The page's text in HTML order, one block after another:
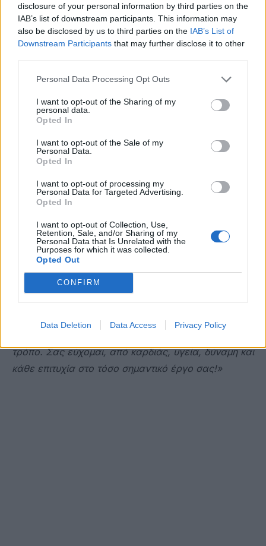
disclosure of your personal information by third parties on the
IAB’s list of downstream participants. This information may
also be disclosed by us to third parties on the IAB’s List of
Downstream Participants that may further disclose it to other
Personal Data Processing Opt Outs
I want to opt-out of the Sharing of my
personal data.
Opted In
I want to opt-out of the Sale of my
Personal Data.
Opted In
I want to opt-out of processing my
Personal Data for Targeted Advertising.
Opted In
I want to opt-out of Collection, Use,
Retention, Sale, and/or Sharing of my
Personal Data that Is Unrelated with the
Purposes for which it was collected.
Opted Out
CONFIRM
Data Deletion Data Access Privacy Policy
Αποχωρώ με την ψυχή μου γεμάτη όμορφες
αναμνήσεις και την απόλυτη ικανοποίηση ότι ένας
τρόπο. Σας εύχομαι, από καρδιάς, υγεία, δύναμη και
κάθε επιτυχία στο τόσο σημαντικό έργο σας!»